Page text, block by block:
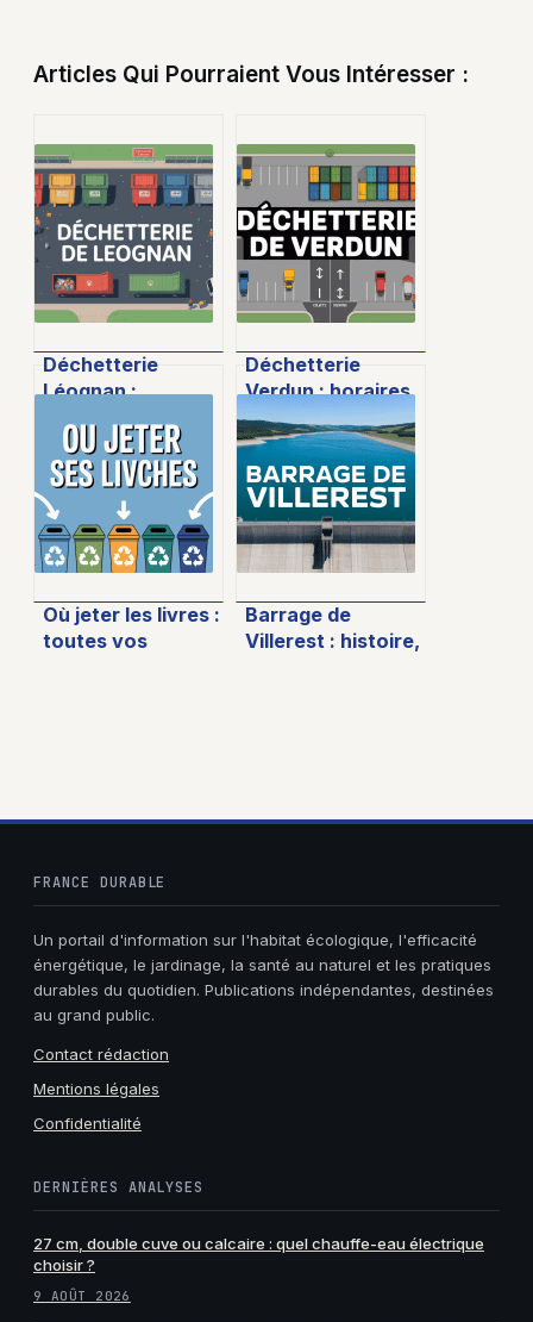
Articles Qui Pourraient Vous Intéresser :
Déchetterie
Léognan :
déchets
acceptés,
conseils pratiques
Déchetterie
Verdun : horaires,
accès et infos
pratiques pour
bien trier
Où jeter les livres :
toutes vos
Barrage de
Villerest : histoire,
FRANCE DURABLE
Un portail d'information sur l'habitat écologique, l'efficacité
énergétique, le jardinage, la santé au naturel et les pratiques
durables du quotidien. Publications indépendantes, destinées
au grand public.
Contact rédaction
Mentions légales
Confidentialité
DERNIÈRES ANALYSES
27 cm, double cuve ou calcaire : quel chauffe-eau électrique
choisir ?
9 AOÛT 2026